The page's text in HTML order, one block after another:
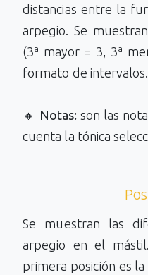
distancias entre la
arpegio. Se
(3ª mayor = 3, 3ª
formato de intervalos.
🔸 Notas: son las
cuenta la tónica
Se muestran las
arpegio en el
primera posición es